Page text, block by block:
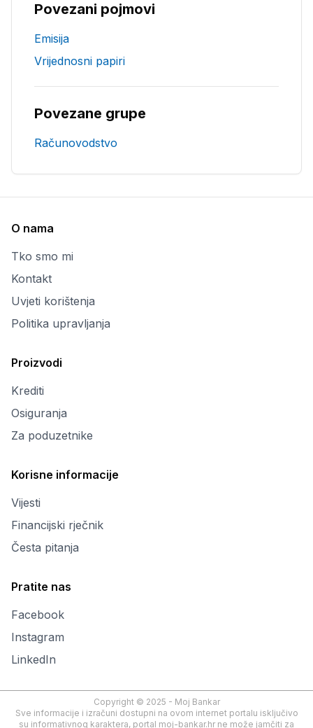
Povezani pojmovi
Emisija
Vrijednosni papiri
Povezane grupe
Računovodstvo
O nama
Tko smo mi
Kontakt
Uvjeti korištenja
Politika upravljanja
Proizvodi
Krediti
Osiguranja
Za poduzetnike
Korisne informacije
Vijesti
Financijski rječnik
Česta pitanja
Pratite nas
Facebook
Instagram
LinkedIn
Copyright © 2025 - Moj Bankar
Sve informacije i izračuni dostupni na ovom internet portalu isključivo
su informativnog karaktera, portal moj-bankar.hr ne može jamčiti za